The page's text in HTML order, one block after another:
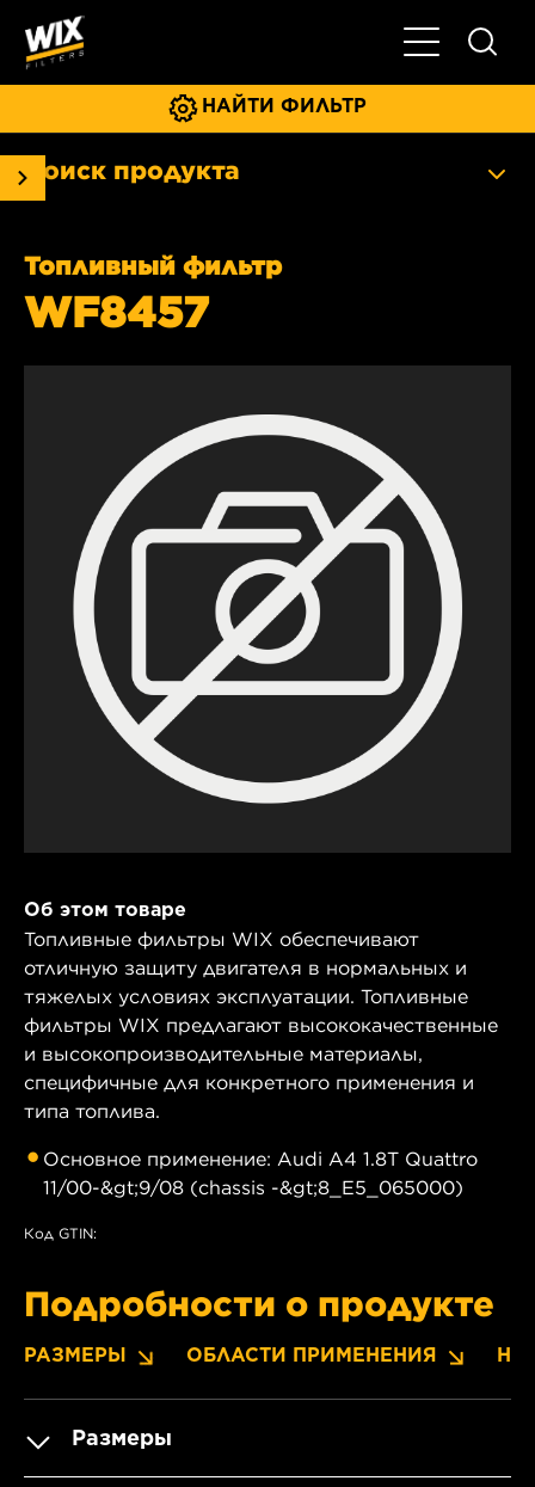
Главное
НАЙТИ ФИЛЬТР
Поиск продукта
Топливный фильтр
WF8457
Об этом товаре
Топливные фильтры WIX обеспечивают
отличную защиту двигателя в нормальных и
тяжелых условиях эксплуатации. Топливные
фильтры WIX предлагают высококачественные
и высокопроизводительные материалы,
специфичные для конкретного применения и
типа топлива.
Основное применение: Audi A4 1.8T Quattro
11/00-&gt;9/08 (chassis -&gt;8_E5_065000)
Код GTIN:
Подробности о продукте
РАЗМЕРЫ ОБЛАСТИ ПРИМЕНЕНИЯ
Размеры